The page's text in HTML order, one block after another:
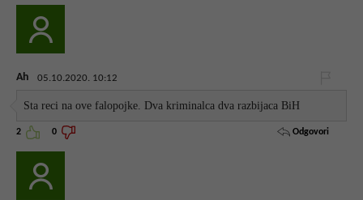
Ah 05.10.2020. 10:12
Sta reci na ove falopojke. Dva kriminalca dva razbijaca BiH
2 0 Odgovori